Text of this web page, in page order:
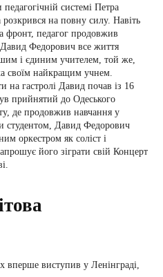
системі Петра
на повну силу. Навіть
фронт, педагог продовжив
Федорович все життя
і єдиним учителем, той же,
своїм найкращим учнем.
на гастролі Давид почав із 16
прийнятий до Одеського
де продовжив навчання у
студентом, Давид Федорович
оркестром як соліст і
його зіграти свій Концерт
вперше виступив у Ленінграді,